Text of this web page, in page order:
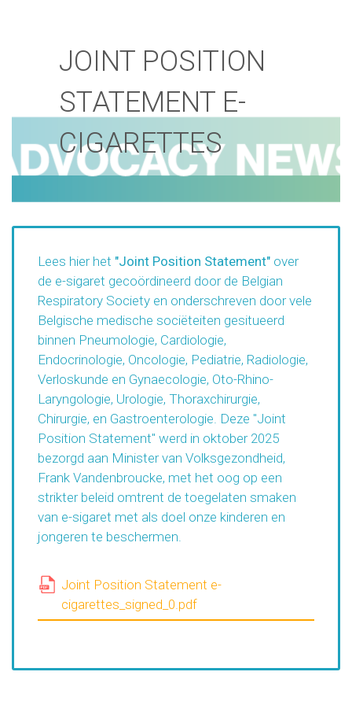
JOINT POSITION
STATEMENT E-
CIGARETTES
Lees hier het "Joint Position Statement" over
de e-sigaret gecoördineerd door de Belgian
Respiratory Society en onderschreven door vele
Belgische medische sociëteiten gesitueerd
binnen Pneumologie, Cardiologie,
Endocrinologie, Oncologie, Pediatrie, Radiologie,
Verloskunde en Gynaecologie, Oto-Rhino-
Laryngologie, Urologie, Thoraxchirurgie,
Chirurgie, en Gastroenterologie. Deze "Joint
Position Statement" werd in oktober 2025
bezorgd aan Minister van Volksgezondheid,
Frank Vandenbroucke, met het oog op een
strikter beleid omtrent de toegelaten smaken
van e-sigaret met als doel onze kinderen en
jongeren te beschermen.
Joint Position Statement e-
cigarettes_signed_0.pdf